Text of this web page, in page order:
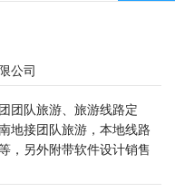
公司
团队旅游、旅游线路定
地接团队旅游，本地线路
，另外附带软件设计销售